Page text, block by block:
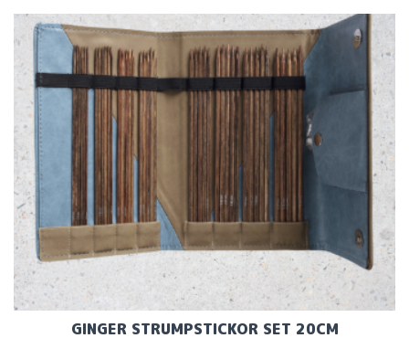
GINGER STRUMPSTICKOR SET 20CM